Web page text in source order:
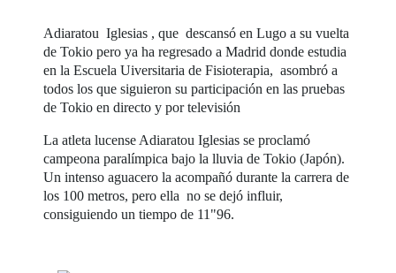
Adiaratou Iglesias , que descansó en Lugo a su vuelta
de Tokio pero ya ha regresado a Madrid donde estudia
en la Escuela Uiversitaria de Fisioterapia, asombró a
todos los que siguieron su participación en las pruebas
de Tokio en directo y por televisión
La atleta lucense Adiaratou Iglesias se proclamó
campeona paralímpica bajo la lluvia de Tokio (Japón).
Un intenso aguacero la acompañó durante la carrera de
los 100 metros, pero ella no se dejó influir,
consiguiendo un tiempo de 11"96.